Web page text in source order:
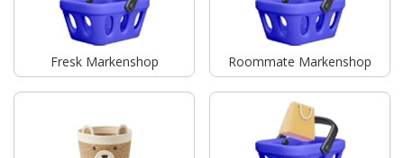
Fresk Markenshop Roommate Markenshop